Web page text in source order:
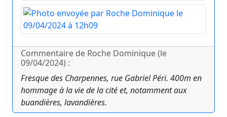
Commentaire de Roche Dominique (le
09/04/2024) :
Fresque des Charpennes, rue Gabriel Péri. 400m en
hommage à la vie de la cité et, notamment aux
buandières, lavandières.